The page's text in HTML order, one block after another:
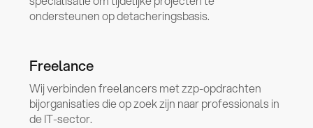
ondersteunen op detacheringsbasis.
Freelance
Wij verbinden freelancers met zzp-opdrachten
bijorganisaties die op zoek zijn naar professionals in
de IT-sector.